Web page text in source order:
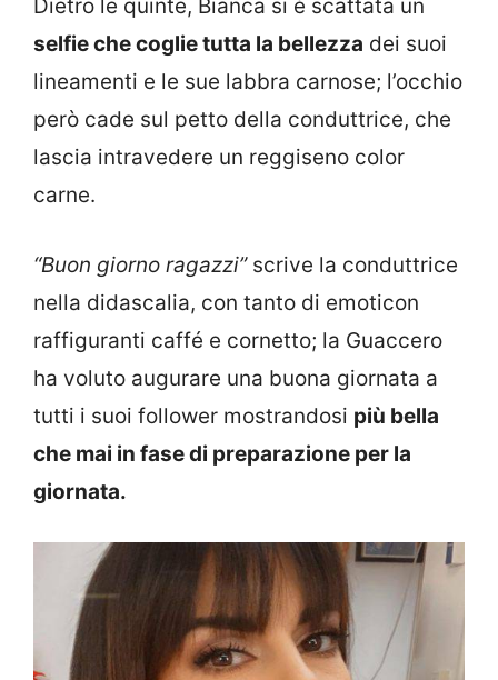
Dietro le quinte, Bianca si è scattata un
selfie che coglie tutta la bellezza dei suoi
lineamenti e le sue labbra carnose; l’occhio
però cade sul petto della conduttrice, che
lascia intravedere un reggiseno color
carne.
“Buon giorno ragazzi”scrive la conduttrice
nella didascalia, con tanto di emoticon
raffiguranti caffé e cornetto; la Guaccero
ha voluto augurare una buona giornata a
tutti i suoi follower mostrandosi più bella
che mai in fase di preparazione per la
giornata.